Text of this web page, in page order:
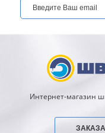
Интернет-магазин